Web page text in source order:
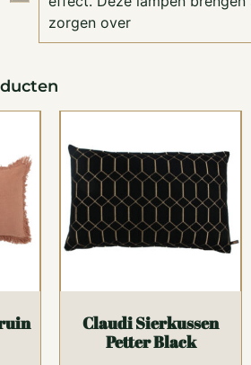
zorgen over
Claudi Sierkussen
Petter Black